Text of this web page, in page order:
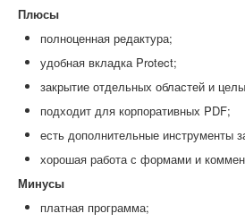
Плюсы
полноценная редактура;
удобная вкладка Protect;
закрытие отдельных областей и
подходит для корпоративных PDF;
есть дополнительные инструменты
хорошая работа с формами и
Минусы
платная программа;